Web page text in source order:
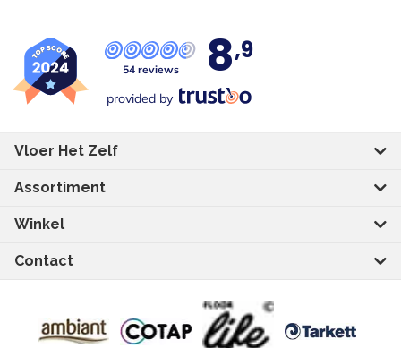
54 reviews 8,9
provided by
Vloer Het Zelf
Assortiment
Winkel
Contact